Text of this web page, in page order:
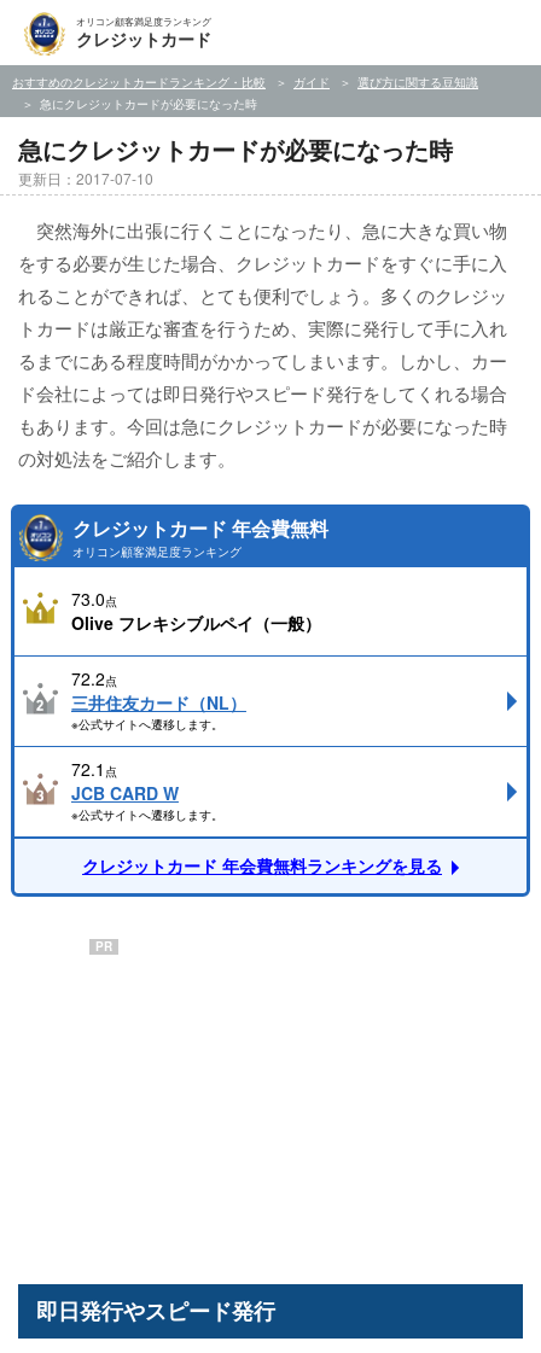
オリコン顧客満足度ランキング
クレジットカード
おすすめのクレジットカードランキング・比較 ガイド
選び方に関する豆知識
急にクレジットカードが必要になった時
急にクレジットカードが必要になった時
更新日：2017-07-10
突然海外に出張に行くことになったり、急に大きな買い物
をする必要が生じた場合、クレジットカードをすぐに手に入
れることができれば、とても便利でしょう。多くのクレジッ
トカードは厳正な審査を行うため、実際に発行して手に入れ
るまでにある程度時間がかかってしまいます。しかし、カー
ド会社によっては即日発行やスピード発行をしてくれる場合
もあります。今回は急にクレジットカードが必要になった時
の対処法をご紹介します。
クレジットカード 年会費無料
オリコン顧客満足度ランキング
73.0点
Olive フレキシブルペイ（一般）
72.2点
三井住友カード（NL）
※公式サイトへ遷移します。
72.1 点
JCB CARD W
※公式サイトへ遷移します。
クレジットカード 年会費無料ランキングを見る
PR
即日発行やスピード発行